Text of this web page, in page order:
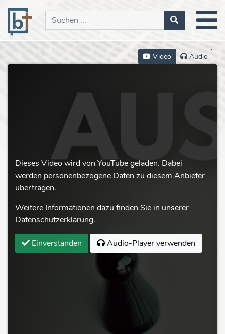
Video Audio
Dieses Video wird von YouTube geladen. Dabei
werden personenbezogene Daten zu diesem Anbieter
übertragen.
Weitere Informationen dazu finden Sie in unserer
Datenschutzerklärung.
Einverstanden Audio-Player verwenden